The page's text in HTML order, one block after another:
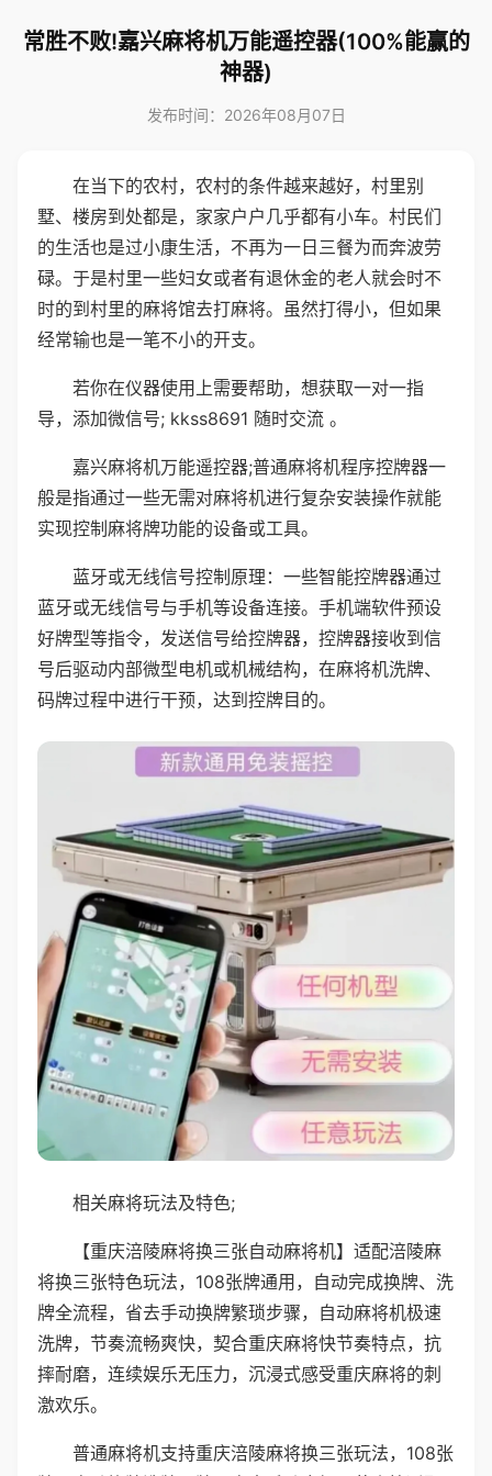
常胜不败!嘉兴麻将机万能遥控器(100%能赢的
神器)
发布时间：2026年08月07日
在当下的农村，农村的条件越来越好，村里别
墅、楼房到处都是，家家户户几乎都有小车。村民们
的生活也是过小康生活，不再为一日三餐为而奔波劳
碌。于是村里一些妇女或者有退休金的老人就会时不
时的到村里的麻将馆去打麻将。虽然打得小，但如果
经常输也是一笔不小的开支。
若你在仪器使用上需要帮助，想获取一对一指
导，添加微信号; kkss8691 随时交流 。
嘉兴麻将机万能遥控器;普通麻将机程序控牌器一
般是指通过一些无需对麻将机进行复杂安装操作就能
实现控制麻将牌功能的设备或工具。
蓝牙或无线信号控制原理：一些智能控牌器通过
蓝牙或无线信号与手机等设备连接。手机端软件预设
好牌型等指令，发送信号给控牌器，控牌器接收到信
号后驱动内部微型电机或机械结构，在麻将机洗牌、
码牌过程中进行干预，达到控牌目的。
相关麻将玩法及特色;
【重庆涪陵麻将换三张自动麻将机】适配涪陵麻
将换三张特色玩法，108张牌通用，自动完成换牌、洗
牌全流程，省去手动换牌繁琐步骤，自动麻将机极速
洗牌，节奏流畅爽快，契合重庆麻将快节奏特点，抗
摔耐磨，连续娱乐无压力，沉浸式感受重庆麻将的刺
激欢乐。
普通麻将机支持重庆涪陵麻将换三张玩法，108张